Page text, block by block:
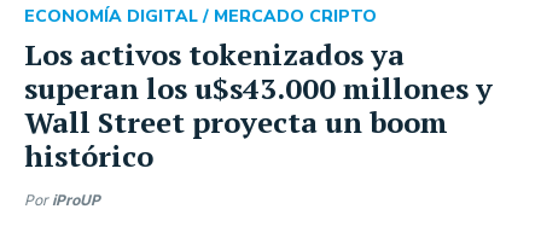
Los activos tokenizados ya
superan los u$s43.000 millones y
Wall Street proyecta un boom
histórico
ECONOMÍA DIGITAL / MERCADO CRIPTO
Por iProUP